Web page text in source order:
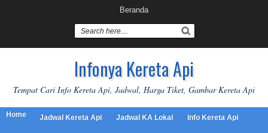
Beranda
Infonya Kereta Api
Tempat Cari Info Kereta Api, Jadwal, Harga Tiket, Gambar Kereta Api
Home Jadwal Kereta Api Jadwal KA Lokal Info Kereta Api